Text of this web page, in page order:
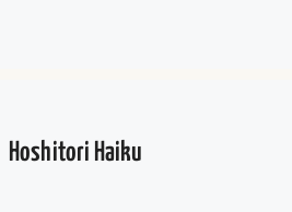
Hoshitori Haiku